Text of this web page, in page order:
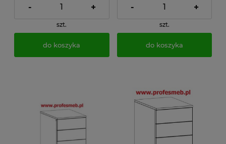
- +
szt.
do koszyka
- +
szt.
do koszyka